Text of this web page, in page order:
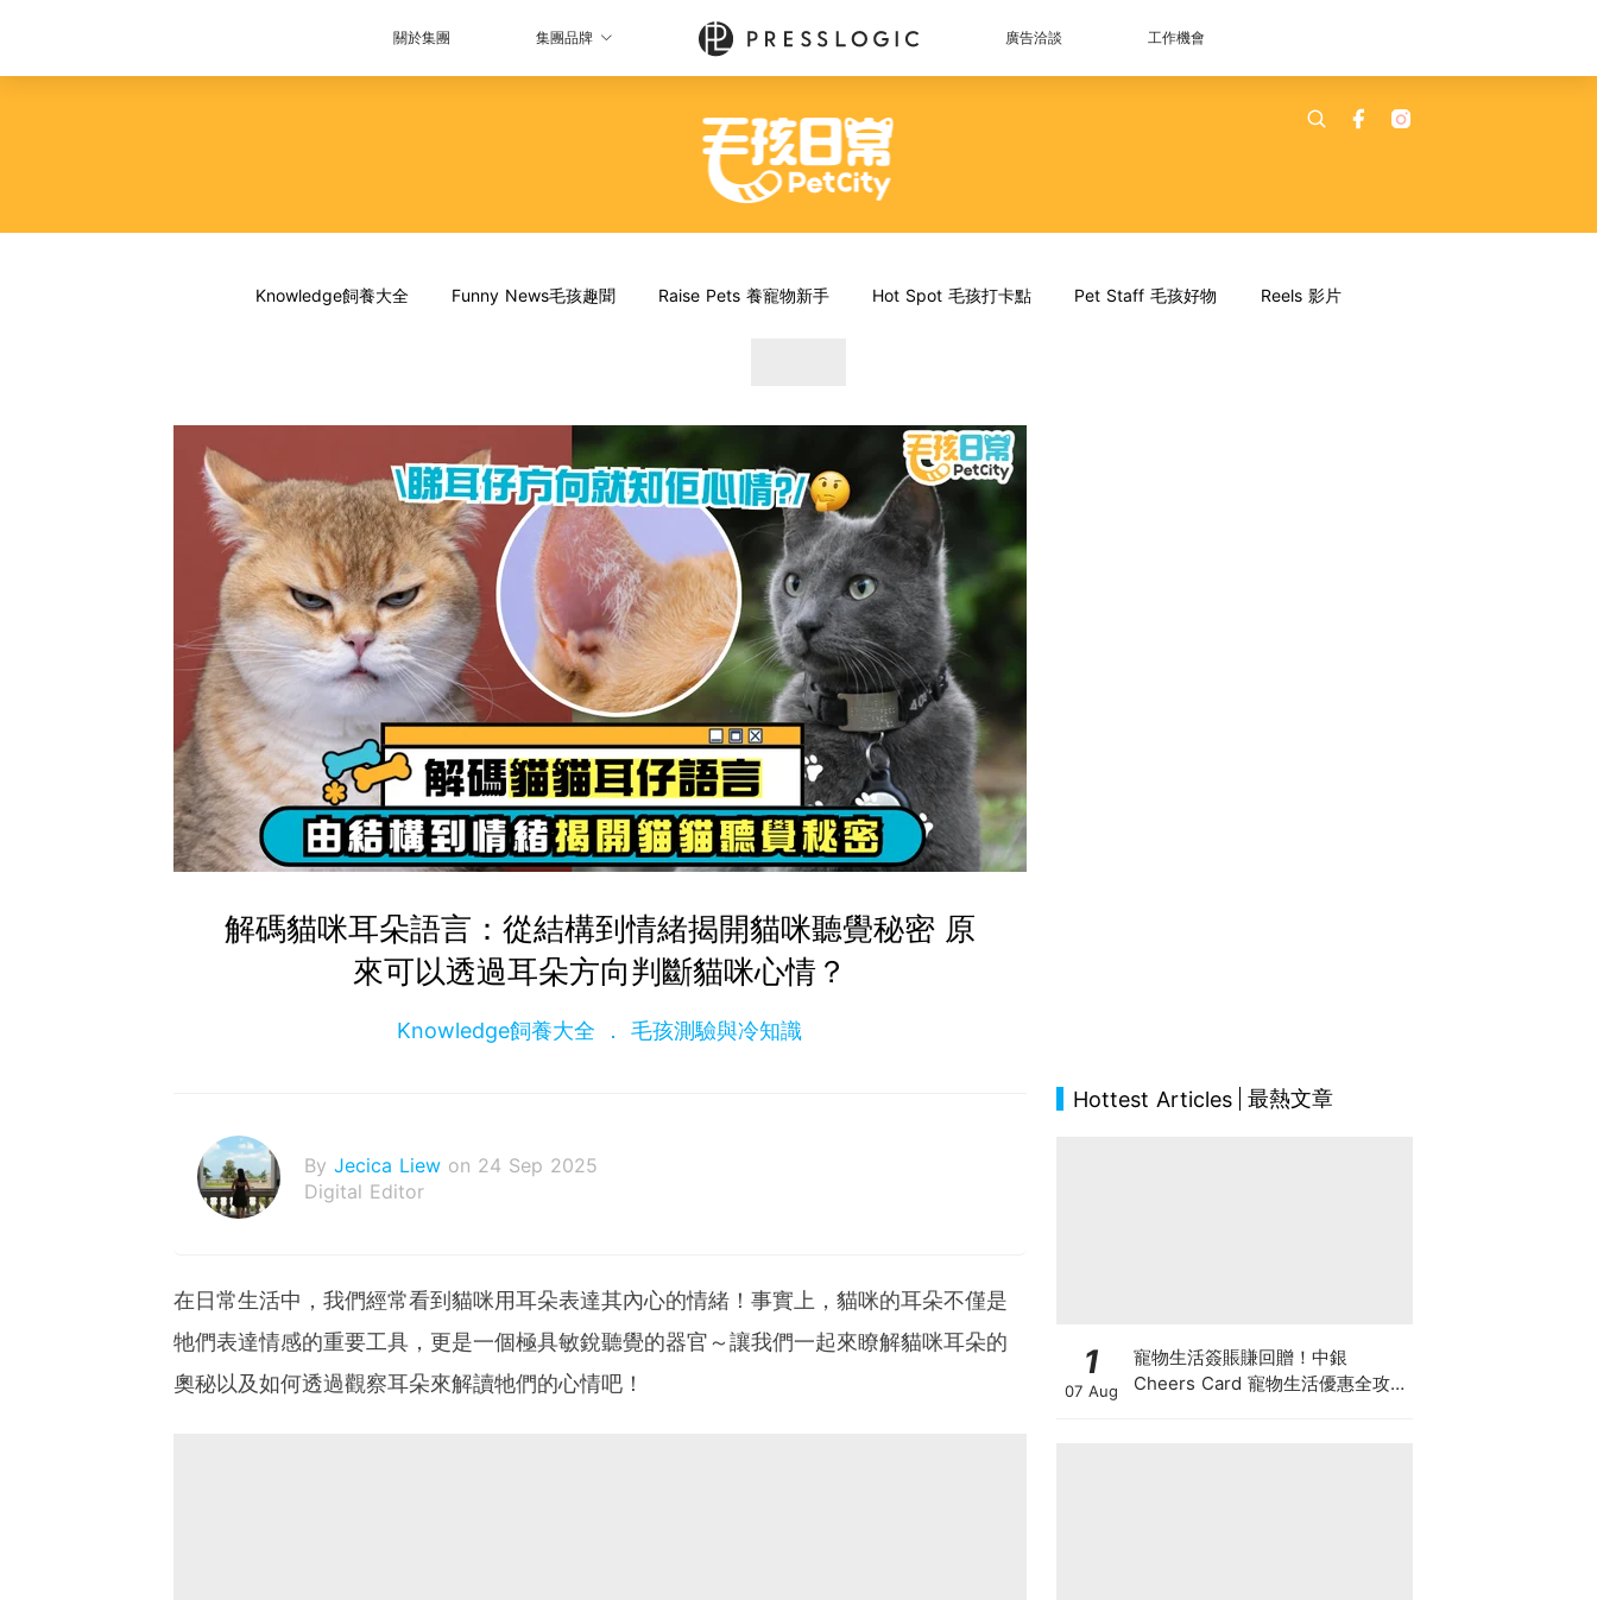
關於集團 集團品牌 廣告洽談 工作機會
Knowledge飼養大全 Funny News毛孩趣聞 Raise Pets 養寵物新手 Hot Spot 毛孩打卡點 Pet Staff 毛孩好物 Reels 影片
解碼貓咪耳朵語言：從結構到情緒揭開貓咪聽覺秘密 原
來可以透過耳朵方向判斷貓咪心情？
Knowledge飼養大全 毛孩測驗與冷知識
By Jecica Liew on 24 Sep 2025
Digital Editor
在日常生活中，我們經常看到貓咪用耳朵表達其內心的情緒！事實上，貓咪的耳朵不僅是
牠們表達情感的重要工具，更是一個極具敏銳聽覺的器官～讓我們一起來瞭解貓咪耳朵的
奧秘以及如何透過觀察耳朵來解讀牠們的心情吧！
Hottest Articles 最熱文章
1
07 Aug
寵物生活簽賬賺回贈！中銀
Cheers Card 寵物生活優惠全攻